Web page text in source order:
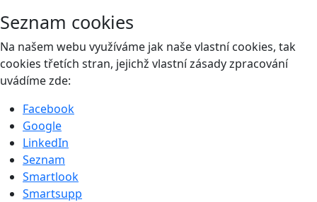
Seznam cookies
Na našem webu využíváme jak naše vlastní cookies, tak
cookies třetích stran, jejichž vlastní zásady zpracování
uvádíme zde:
Facebook
Google
LinkedIn
Seznam
Smartlook
Smartsupp